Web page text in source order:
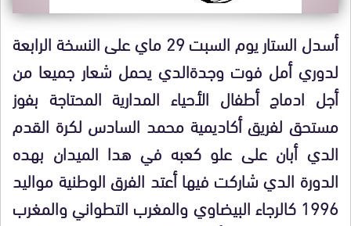
أسدل الستار يوم السبت 29 ماي على النسخة الرابعة
لدوري أمل فوت وجدةالدي يحمل شعار جميعا من
أجل ادماج أطفال الأحياء المدارية المحتاجة بفوز
مستحق لفريق أكاديمية محمد السادس لكرة القدم
الدي أبان على علو كعبه في هدا الميدان بهده
الدورة الدي شاركت فيها أعتد الفرق الوطنية مواليد
1996 كالرجاء البيضاوي والمغرب التطواني والمغرب